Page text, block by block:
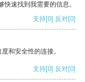
速找到我需要的信息。
支持[0] 反对[0]
和安全性的连接。
支持[0] 反对[0]